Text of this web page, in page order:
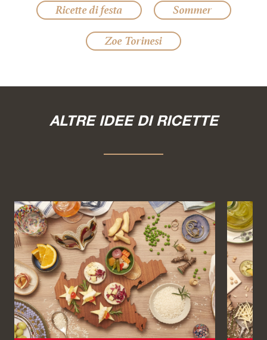
Ricette di festa
Sommer
Zoe Torinesi
ALTRE IDEE DI RICETTE